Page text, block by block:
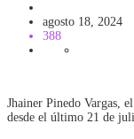
agosto 18, 2024
388
Jhainer Pinedo Vargas,
desde el último 21 de